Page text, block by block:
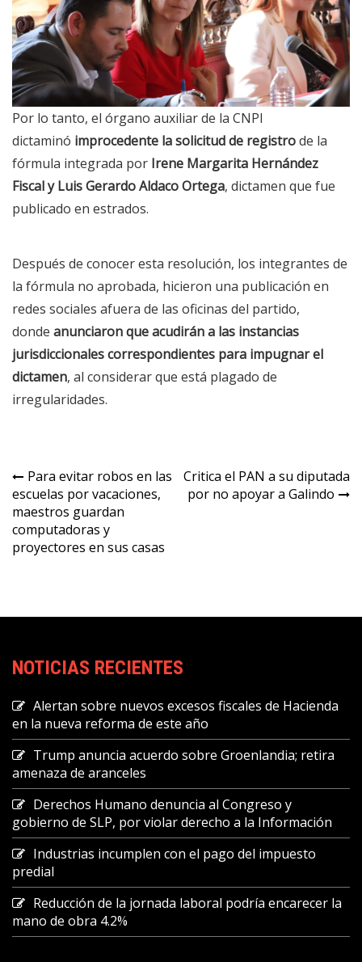
Por lo tanto, el órgano auxiliar de la CNPI
dictaminó improcedente la solicitud de registrode la
fórmula integrada por Irene Margarita Hernández
Fiscal y Luis Gerardo Aldaco Ortega, dictamen que fue
publicado en estrados.
Después de conocer esta resolución, los integrantes de
la fórmula no aprobada, hicieron una publicación en
redes sociales afuera de las oficinas del partido,
donde anunciaron que acudirán a las instancias
jurisdiccionales correspondientes para impugnar el
dictamen, al considerar que está plagado de
irregularidades.
Navegación
de
entradas
Para evitar robos en las
escuelas por vacaciones,
maestros guardan
computadoras y
proyectores en sus casas
Critica el PAN a su diputada
por no apoyar a Galindo
NOTICIAS RECIENTES
Alertan sobre nuevos excesos fiscales de Hacienda
en la nueva reforma de este año
Trump anuncia acuerdo sobre Groenlandia; retira
amenaza de aranceles
Derechos Humano denuncia al Congreso y
gobierno de SLP, por violar derecho a la Información
Industrias incumplen con el pago del impuesto
predial
Reducción de la jornada laboral podría encarecer la
mano de obra 4.2%